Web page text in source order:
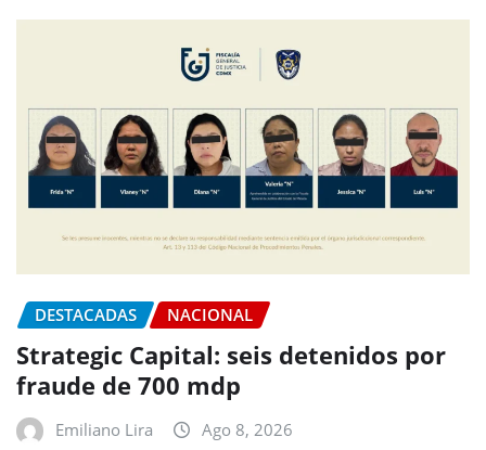
DESTACADAS NACIONAL
Strategic Capital: seis detenidos por
fraude de 700 mdp
Emiliano Lira Ago 8, 2026